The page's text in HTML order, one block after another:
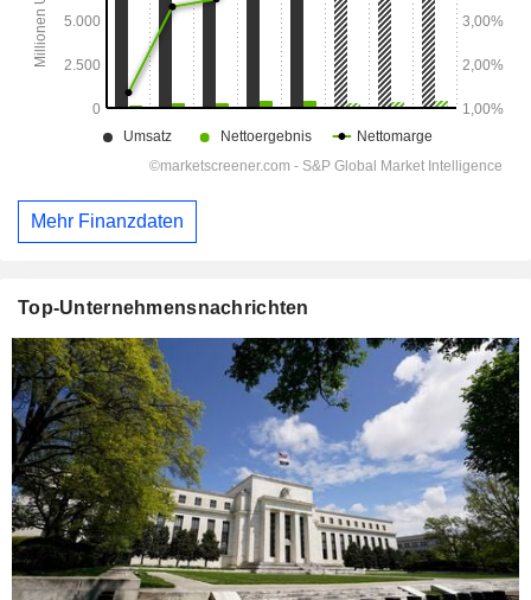
Mehr Finanzdaten
Top-Unternehmensnachrichten